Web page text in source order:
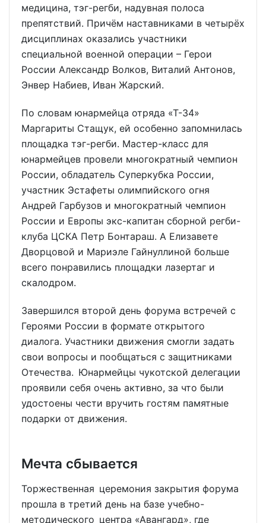
медицина, тэг-регби, надувная полоса
препятствий. Причём наставниками в четырёх
дисциплинах оказались участники
специальной военной операции – Герои
России Александр Волков, Виталий Антонов,
Энвер Набиев, Иван Жарский.
По словам юнармейца отряда «Т-34»
Маргариты Стащук, ей особенно запомнилась
площадка тэг-регби. Мастер-класс для
юнармейцев провели многократный чемпион
России, обладатель Суперкубка России,
участник Эстафеты олимпийского огня
Андрей Гарбузов и многократный чемпион
России и Европы экс-капитан сборной регби-
клуба ЦСКА Петр Бонтараш. А Елизавете
Дворцовой и Мариэле Гайнуллиной больше
всего понравились площадки лазертаг и
скалодром.
Завершился второй день форума встречей с
Героями России в формате открытого
диалога. Участники движения смогли задать
свои вопросы и пообщаться с защитниками
Отечества. Юнармейцы чукотской делегации
проявили себя очень активно, за что были
удостоены чести вручить гостям памятные
подарки от движения.
Мечта сбывается
Торжественная церемония закрытия форума
прошла в третий день на базе учебно-
методического центра «Авангард», где